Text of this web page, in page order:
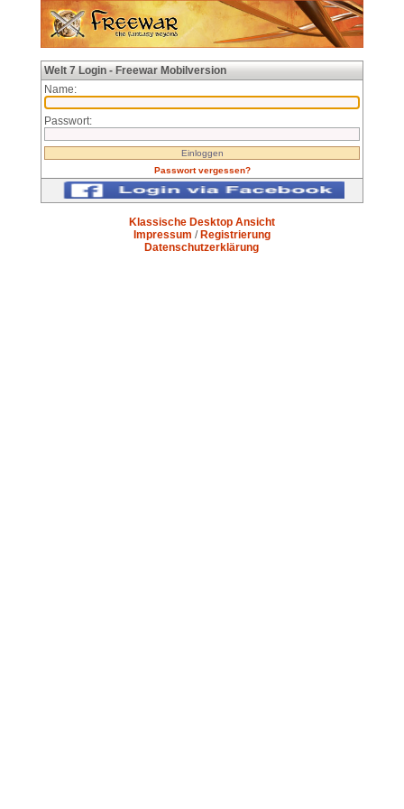
Welt 7 Login - Freewar Mobilversion
Name:
Passwort:
Passwort vergessen?
Klassische Desktop Ansicht
Impressum /Registrierung
Datenschutzerklärung